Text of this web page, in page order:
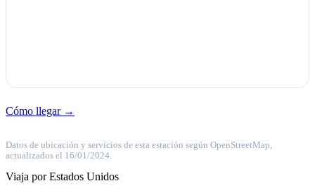
Cómo llegar →
Datos de ubicación y servicios de esta estación según OpenStreetMap,
actualizados el 16/01/2024.
Viaja por Estados Unidos